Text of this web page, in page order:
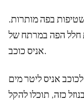
בפה מותרות.
חלל הפה במרתח של
אניס כוכב.
אניס ליטר מים
כזה, תוכלו להקל